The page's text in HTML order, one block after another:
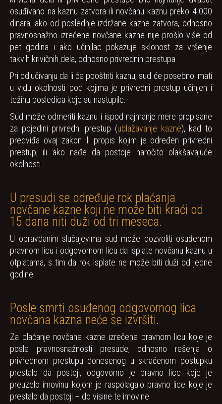
osuđivano na kaznu zatvora ili novčanu kaznu preko 4.000
dinara, ako od poslednje izdržane kazne zatvora, odnosno
pravnosnažno izrečene novčane kazne nije prošlo više od
pet godina i ako učinilac pokazuje sklonost za vršenje
takvih krivičnih dela, odnosno privrednih prestupa.
Pri odlučivanju da li će pooštriti kaznu, sud će posebno imati
u vidu okolnosti pod kojima je privredni prestup učinjen i
težinu posledica koje su nastupile.
Sud može odmeriti kaznu i ispod najmanje mere propisane
za pojedini privredni prestup (ublažavanje kazne), kad to
predviđa ovaj zakon ili propis kojim je određen privredni
prestup, ili ako nađe da postoje naročito olakšavajuće
okolnosti.
U presudi se određuje rok plaćanja
novčane kazne koji ne može biti kraći od
15 dana niti duži od tri meseca.
U opravdanim slučajevima sud može dozvoliti osuđenom
pravnom licu i odgovornom licu da isplate novčanu kaznu u
otplatama, s tim da rok isplate ne može biti duži od jedne
godine.
Posle smrti osuđenog odgovornog lica
novčana kazna neće se izvršiti.
Za plaćanje novčane kazne izrečene pravnom licu koje je
posle pravnosnažnosti presude, odnosno rešenja o
privrednom prestupu donesenog u skraćenom postupku
prestalo da postoji, odgovorno je pravno lice koje je
preuzelo imovinu kojom je raspolagalo pravno lice koje je
prestalo da postoji – do visine te imovine.